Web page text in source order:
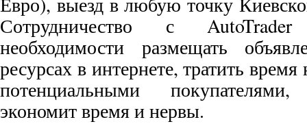
Сотрудничество с
необходимости размещать
ресурсах в интернете, тратить
потенциальными
экономит время и нервы.